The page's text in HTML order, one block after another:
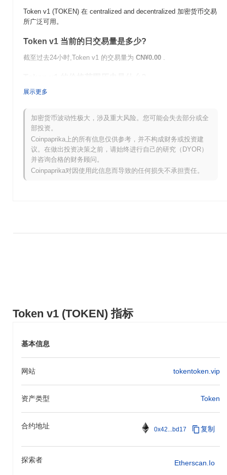
Token v1 (TOKEN) 指标
基本信息
网站 tokentoken.vip
资产类型 Token
合约地址 0x42...bd17 复制
探索者 Etherscan.io
Token v1 (TOKEN) 在 centralized and decentralized 加密货币交易
所广泛可用。
Token v1 当前的日交易量是多少?
截至过去24小时,Token v1 的交易量为 CN¥0.00 .
历史最高价(ATH):
Token v1 目前的交易价格低于其ATH
与更广泛的加密市场相比,Token v1 的表现如何?
在过去7天里,Token v1 上涨了
涨了0.69%。这表明相对于更广泛的市场势头,TOKEN 的价格走势
暂时滞后。
展示更多
加密货币波动性极大，涉及重大风险。您可能会失去部分或全
部投资。
Coinpaprika上的所有信息仅供参考，并不构成财务或投资建
议。在做出投资决策之前，请始终进行自己的研究（DYOR）
并咨询合格的财务顾问。
Coinpaprika对因使用此信息而导致的任何损失不承担责任。